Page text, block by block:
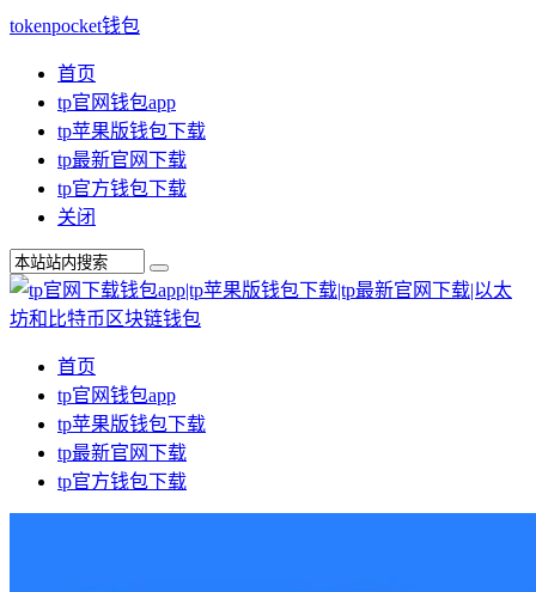
tokenpocket钱包
首页
tp官网钱包app
tp苹果版钱包下载
tp最新官网下载
tp官方钱包下载
关闭
首页
tp官网钱包app
tp苹果版钱包下载
tp最新官网下载
tp官方钱包下载